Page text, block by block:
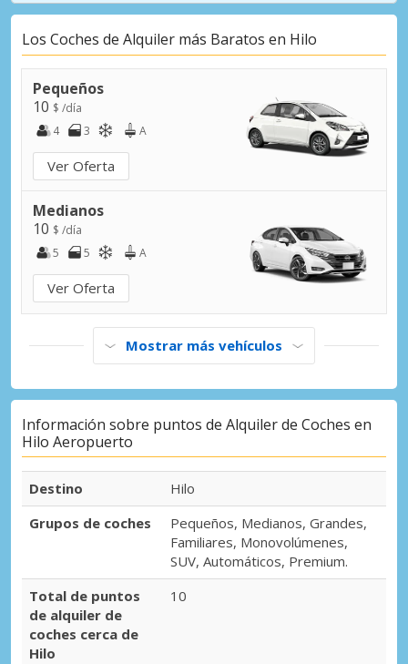
Los Coches de Alquiler más Baratos en Hilo
Pequeños
10 $ /día
4
3 A
Ver Oferta
Medianos
10 $ /día
5
5 A
Ver Oferta
Mostrar más vehículos
Información sobre puntos de Alquiler de Coches en
Hilo Aeropuerto
Destino
Hilo
Grupos de coches
Pequeños, Medianos, Grandes,
Familiares, Monovolúmenes,
SUV, Automáticos, Premium.
Total de puntos
de alquiler de
coches cerca de
Hilo
10